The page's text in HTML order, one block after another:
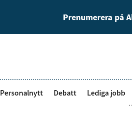
Prenumerera på
Personalnytt Debatt Lediga jobb